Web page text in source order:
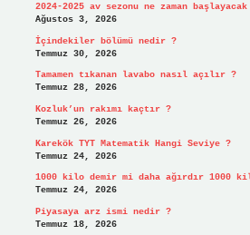
2024-2025 av sezonu ne zaman başlayacak
Ağustos 3, 2026
İçindekiler bölümü nedir ?
Temmuz 30, 2026
Tamamen tıkanan lavabo nasıl açılır ?
Temmuz 28, 2026
Kozluk’un rakımı kaçtır ?
Temmuz 26, 2026
Karekök TYT Matematik Hangi Seviye ?
Temmuz 24, 2026
1000 kilo demir mi daha ağırdır 1000
Temmuz 24, 2026
Piyasaya arz ismi nedir ?
Temmuz 18, 2026